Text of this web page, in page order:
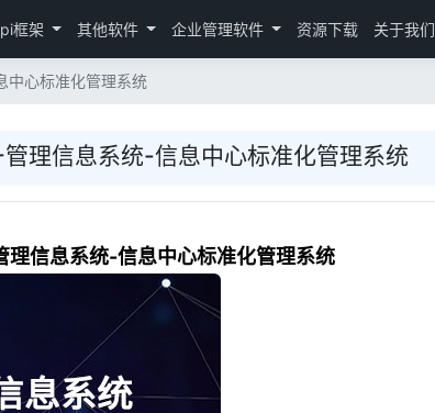
框架 其他软件 企业管理软件 资源下载 关于我们
中心标准化管理系统
理信息系统-信息中心标准化管理系统
信息系统-信息中心标准化管理系统